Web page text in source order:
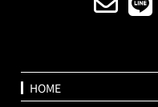
HOME